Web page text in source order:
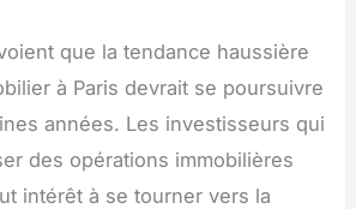
que la tendance haussière
à Paris devrait se poursuivre
années. Les investisseurs qui
des opérations immobilières
intérêt à se tourner vers la